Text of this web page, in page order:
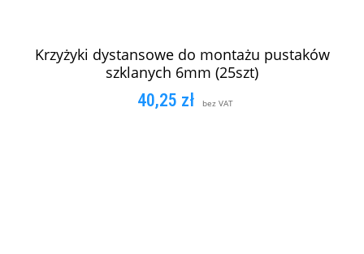
Krzyżyki dystansowe do montażu pustaków
szklanych 6mm (25szt)
40,25 zł bez VAT